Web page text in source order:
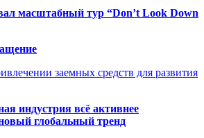
масштабный тур “Don’t Look Down
заемных средств для развития
индустрия всё активнее
глобальный тренд